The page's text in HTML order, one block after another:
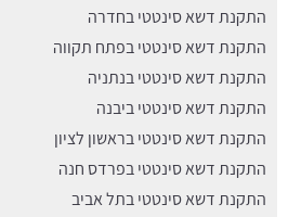
התקנת דשא סינטטי בחדרה
התקנת דשא סינטטי בפתח תקווה
התקנת דשא סינטטי בנתניה
התקנת דשא סינטטי ביבנה
התקנת דשא סינטטי בראשון לציון
התקנת דשא סינטטי בפרדס חנה
התקנת דשא סינטטי בתל אביב